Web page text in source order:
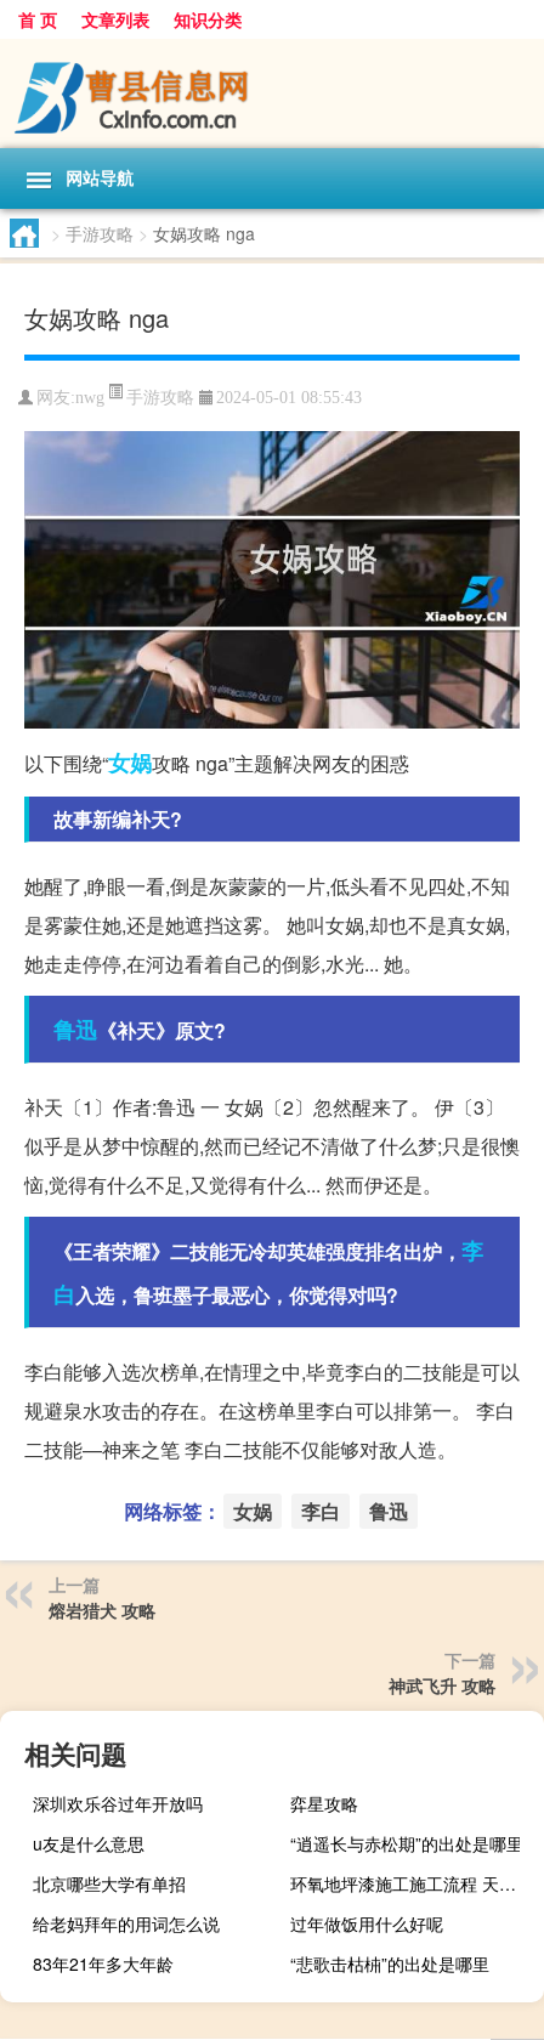
首 页 文章列表 知识分类
网站导航
> 手游攻略 > 女娲攻略 nga
女娲攻略 nga
网友:nwg 手游攻略 2024-05-01 08:55:43
以下围绕“女娲攻略 nga”主题解决网友的困惑
故事新编补天?
她醒了,睁眼一看,倒是灰蒙蒙的一片,低头看不见四处,不知
是雾蒙住她,还是她遮挡这雾。 她叫女娲,却也不是真女娲,
她走走停停,在河边看着自己的倒影,水光... 她。
鲁迅 《补天》原文?
补天〔1〕作者:鲁迅 一 女娲〔2〕忽然醒来了。 伊〔3〕
似乎是从梦中惊醒的,然而已经记不清做了什么梦;只是很懊
恼,觉得有什么不足,又觉得有什么... 然而伊还是。
《王者荣耀》二技能无冷却英雄强度排名出炉， 李
白入选，鲁班墨子最恶心，你觉得对吗?
李白能够入选次榜单,在情理之中,毕竟李白的二技能是可以
规避泉水攻击的存在。在这榜单里李白可以排第一。 李白
二技能—神来之笔 李白二技能不仅能够对敌人造。
网络标签： 女娲 李白 鲁迅
上一篇
熔岩猎犬 攻略
下一篇
神武飞升 攻略
相关问题
深圳欢乐谷过年开放吗
弈星攻略
u友是什么意思
“逍遥长与赤松期”的出处是哪里
北京哪些大学有单招
环氧地坪漆施工施工流程 天津环氧地坪漆施工
给老妈拜年的用词怎么说
过年做饭用什么好呢
83年21年多大年龄
“悲歌击枯枾”的出处是哪里